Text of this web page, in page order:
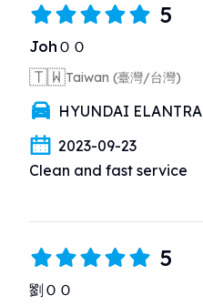
5
JohＯＯ
🇹🇼Taiwan (臺灣/台灣)
HYUNDAI ELANTRA
2023-09-23
Clean and fast service
5
劉ＯＯ